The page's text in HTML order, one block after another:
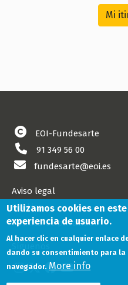
Mi
EOI-Fundesarte
91 349 56 00
fundesarte@eoi.es
Aviso legal
Cookies
Política de privacidad
Utilizamos cookies en
experiencia de usuario.
Al hacer clic en cualquier enlace
dando su consentimiento para
navegador. More info